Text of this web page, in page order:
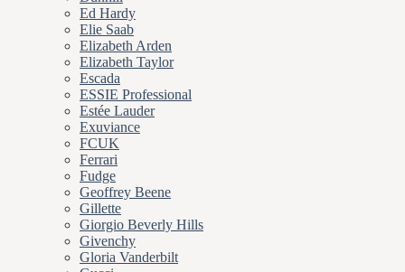
Ed Hardy
Elie Saab
Elizabeth Arden
Elizabeth Taylor
Escada
ESSIE Professional
Estée Lauder
Exuviance
FCUK
Ferrari
Fudge
Geoffrey Beene
Gillette
Giorgio Beverly Hills
Givenchy
Gloria Vanderbilt